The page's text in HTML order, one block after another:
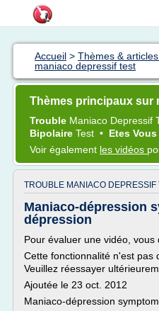
Accueil > Thèmes &
maniaco depressif test
Thèmes principaux sur
Trouble Maniaco Depressif
Bipolaire Test • Etes Vous
Voir également les vidéos
TROUBLE MANIACO DEPRESSIF
Maniaco-dépression
dépression
Pour évaluer une vidéo, vous
Cette fonctionnalité n'est pas
Veuillez réessayer
Ajoutée le 23 oct. 2012
Maniaco-dépression